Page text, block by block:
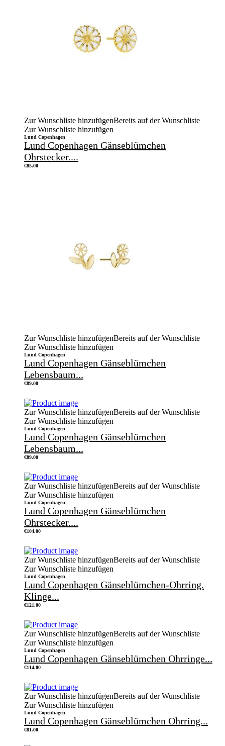
Zur Wunschliste hinzufügenBereits auf der Wunschliste
Zur Wunschliste hinzufügen
Lund Copenhagen
Lund Copenhagen Gänseblümchen
Ohrstecker....
€85.00
Zur Wunschliste hinzufügenBereits auf der Wunschliste
Zur Wunschliste hinzufügen
Lund Copenhagen
Lund Copenhagen Gänseblümchen
Lebensbaum...
€89.00
Zur Wunschliste hinzufügenBereits auf der Wunschliste
Zur Wunschliste hinzufügen
Lund Copenhagen
Lund Copenhagen Gänseblümchen
Lebensbaum...
€89.00
Zur Wunschliste hinzufügenBereits auf der Wunschliste
Zur Wunschliste hinzufügen
Lund Copenhagen
Lund Copenhagen Gänseblümchen
Ohrstecker....
€104.00
Zur Wunschliste hinzufügenBereits auf der Wunschliste
Zur Wunschliste hinzufügen
Lund Copenhagen
Lund Copenhagen Gänseblümchen-Ohrring.
Klinge...
€121.00
Zur Wunschliste hinzufügenBereits auf der Wunschliste
Zur Wunschliste hinzufügen
Lund Copenhagen
Lund Copenhagen Gänseblümchen Ohrringe...
€114.00
Zur Wunschliste hinzufügenBereits auf der Wunschliste
Zur Wunschliste hinzufügen
Lund Copenhagen
Lund Copenhagen Gänseblümchen Ohrring...
€81.00